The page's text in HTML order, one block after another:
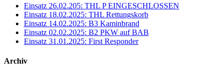
Einsatz 26.02.205: THL P EINGESCHLOSSEN
Einsatz 18.02.2025: THL Rettungskorb
Einsatz 14.02.2025: B3 Kaminbrand
Einsatz 02.02.2025: B2 PKW auf BAB
Einsatz 31.01.2025: First Responder
Archiv